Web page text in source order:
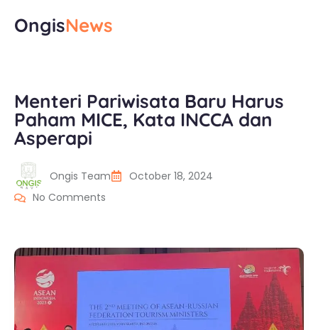
OngisNews
Menteri Pariwisata Baru Harus
Paham MICE, Kata INCCA dan
Asperapi
Ongis Team
October 18, 2024
No Comments